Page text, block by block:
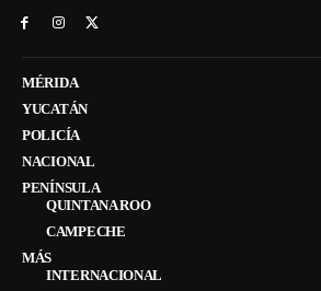
MÉRIDA
YUCATÁN
POLICÍA
NACIONAL
PENÍNSULA
QUINTANA ROO
CAMPECHE
MÁS
INTERNACIONAL